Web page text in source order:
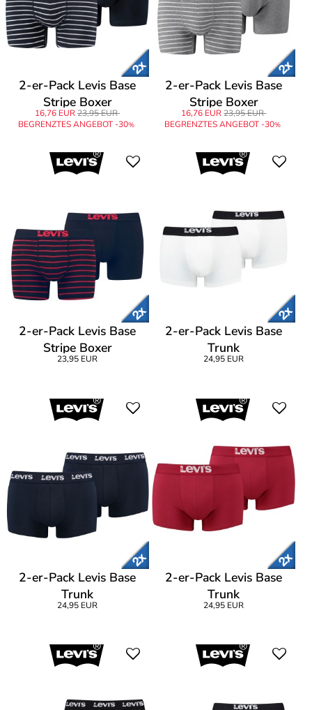
2-er-Pack Levis Base
Stripe Boxer
16,76 EUR23,95 EUR
BEGRENZTES ANGEBOT -30%
2-er-Pack Levis Base
Stripe Boxer
16,76 EUR 23,95 EUR
BEGRENZTES ANGEBOT -30%
2-er-Pack Levis Base
Stripe Boxer
23,95 EUR
2-er-Pack Levis Base
Trunk
24,95 EUR
2-er-Pack Levis Base
Trunk
24,95 EUR
2-er-Pack Levis Base
Trunk
24,95 EUR